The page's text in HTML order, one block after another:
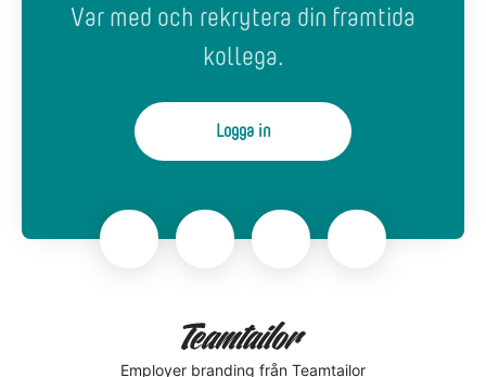
Var med och rekrytera din framtida
kollega.
Logga in
Employer branding från Teamtailor